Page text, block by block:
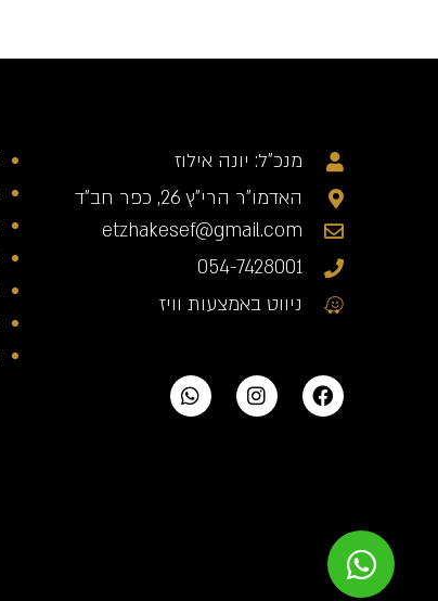
מנכ"ל: יונה אילוז
האדמו"ר הרי"ץ 26, כפר חב"ד
etzhakesef@gmail.com
054-7428001
ניווט באמצעות וויז